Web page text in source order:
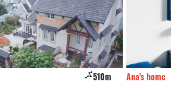
510m Ana's home